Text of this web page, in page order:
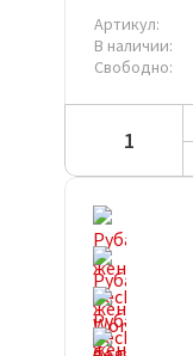
Артикул:
В наличии:
Свободно: